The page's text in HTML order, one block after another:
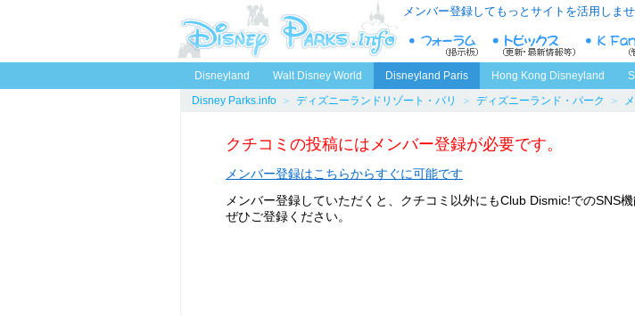
メンバー登録してもっとサイトを活用しま
Disneyland Walt Disney World Disneyland Paris Hong Kong Disneyland
Disney Parks.info ＞ ディズニーランドリゾート・パリ ＞ ディズニーランド・パーク ＞
クチコミの投稿にはメンバー登録が必要です。
メンバー登録はこちらからすぐに可能です
メンバー登録していただくと、クチコミ以外にもClub Dismic!でのSNS
ぜひご登録ください。